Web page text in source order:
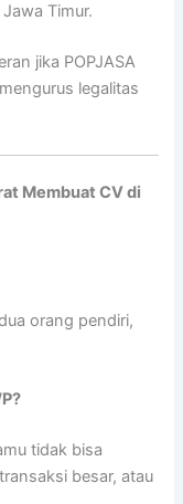
Timur.
jika POPJASA
legalitas
Membuat CV di
orang pendiri,
tidak bisa
besar, atau